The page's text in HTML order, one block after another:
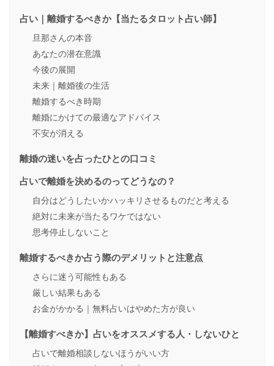
占い｜離婚するべきか【当たるタロット占い師】
旦那さんの本音
あなたの潜在意識
今後の展開
未来｜離婚後の生活
離婚するべき時期
離婚にかけての最適なアドバイス
不安が消える
離婚の迷いを占ったひとの口コミ
占いで離婚を決めるのってどうなの？
自分はどうしたいかハッキリさせるものだと考える
絶対に未来が当たるワケではない
思考停止しないこと
離婚するべきか占う際のデメリットと注意点
さらに迷う可能性もある
厳しい結果もある
お金がかかる｜無料占いはやめた方が良い
【離婚すべきか】占いをオススメする人・しないひと
占いで離婚相談しないほうがいい方